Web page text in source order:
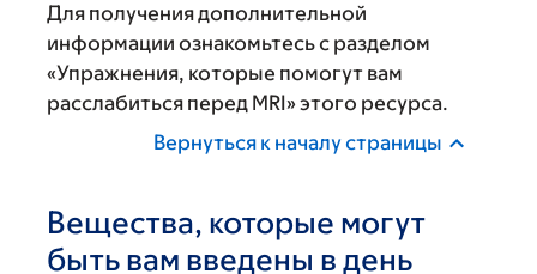
Для получения дополнительной
информации ознакомьтесь с разделом
«Упражнения, которые помогут вам
расслабиться перед MRI» этого ресурса.
Вернуться к началу страницы
Вещества, которые могут
быть вам введены в день